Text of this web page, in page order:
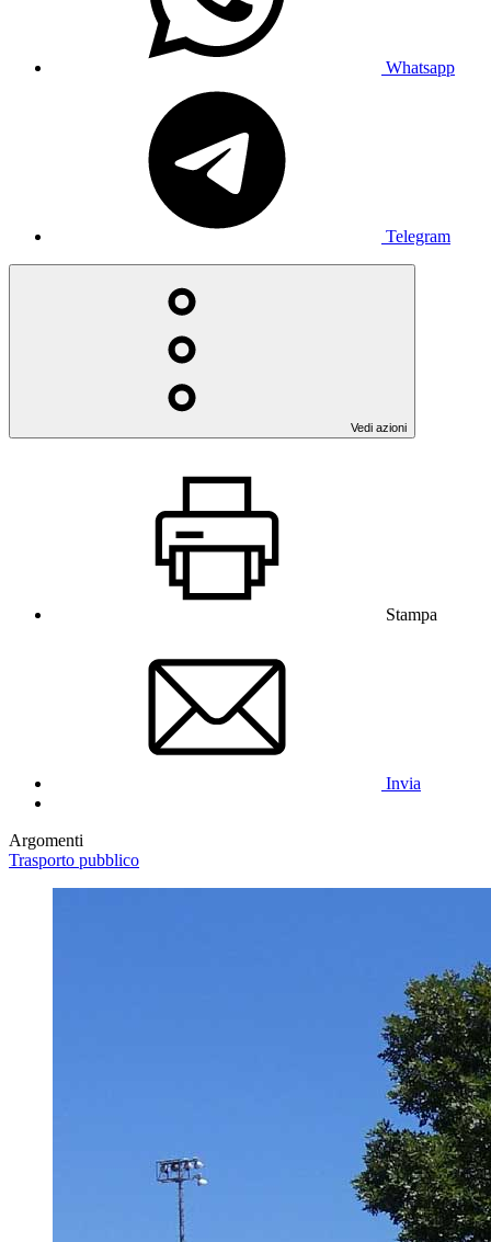
Whatsapp
Telegram
Vedi azioni
Stampa
Invia
Argomenti
Trasporto pubblico